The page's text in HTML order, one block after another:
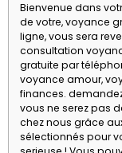
Bienvenue dans
de votre, voyance
ligne, vous sera
consultation
gratuite par
voyance amour,
finances.
vous ne serez pas
chez nous grâce
sélectionnés pour